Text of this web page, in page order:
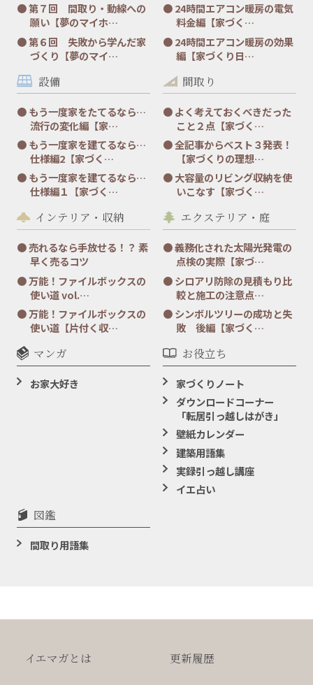
第７回 間取り・動線への
願い【夢のマイホ…
第６回 失敗から学んだ家
づくり【夢のマイ…
24時間エアコン暖房の電気
料金編【家づく…
24時間エアコン暖房の効果
編【家づくり日…
設備
もう一度家をたてるなら…
流行の変化編【家…
もう一度家を建てるなら…
仕様編2【家づく…
もう一度家を建てるなら…
仕様編１【家づく…
間取り
よく考えておくべきだった
こと２点【家づく…
全記事からベスト３発表！
【家づくりの理想…
大容量のリビング収納を使
いこなす【家づく…
インテリア・収納
売れるなら手放せる！？ 素
早く売るコツ
万能！ファイルボックスの
使い道 vol.…
万能！ファイルボックスの
使い道【片付く収…
エクステリア・庭
義務化された太陽光発電の
点検の実際【家づ…
シロアリ防除の見積もり比
較と施工の注意点…
シンボルツリーの成功と失
敗 後編【家づく…
マンガ
お家大好き
お役立ち
家づくりノート
ダウンロードコーナー
「転居引っ越しはがき」
壁紙カレンダー
建築用語集
実録引っ越し講座
イエ占い
図鑑
間取り用語集
イエマガとは 更新履歴